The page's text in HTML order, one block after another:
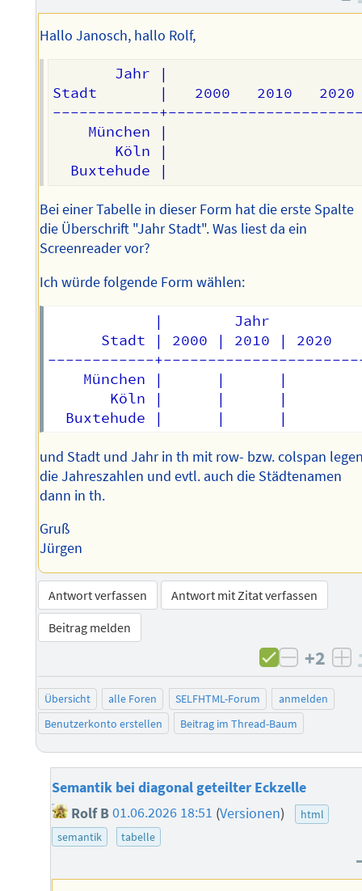
Hallo Janosch, hallo Rolf,
       Jahr |
Stadt       |   2000   2010   2020
------------
    München |
       Köln |
Bei einer Tabelle in dieser Form hat die erste Spalte
die Überschrift "Jahr Stadt". Was liest da ein
Screenreader vor?
Ich würde folgende Form wählen:
            |        Jahr
      Stadt | 2000 | 2010 | 2020
------------
    München |      |      |
       Köln |      |      |
und Stadt und Jahr in th mit row- bzw. colspan
die Jahreszahlen und evtl. auch die Städtenamen
dann in th.
Gruß
Jürgen
Antwort verfassen
Antwort mit Zitat verfassen
Beitrag melden
negativ
+2
Übersicht alle Foren SELFHTML-Forum
anmelden
Benutzerkonto erstellen
Beitrag im Thread-Baum
Semantik bei diagonal geteilter Eckzelle
Rolf B01.06.2026 18:51 (Versionen)
html
semantik
tabelle